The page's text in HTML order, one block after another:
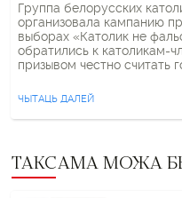
Группа белорусских
организовала кампанию
выборах «Католик не
обратились к католикам-
призывом честно считать
организаторов акции
сказать, пришла из
[…]
ЧЫТАЦЬ ДАЛЕЙ
ТАКСАМА МОЖА